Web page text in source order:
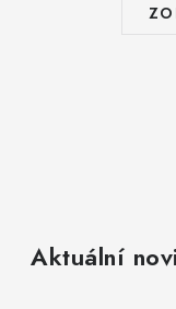
Aktuální